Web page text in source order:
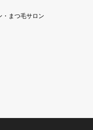
・まつ毛サロン